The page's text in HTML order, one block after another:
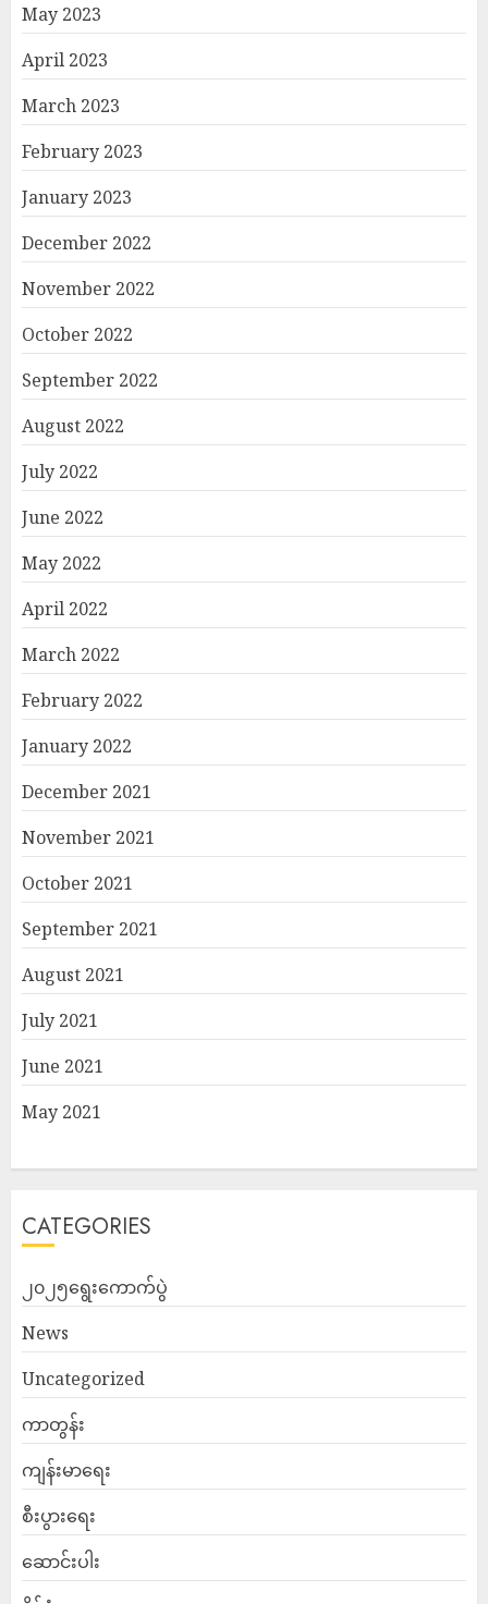
May 2023
April 2023
March 2023
February 2023
January 2023
December 2022
November 2022
October 2022
September 2022
August 2022
July 2022
June 2022
May 2022
April 2022
March 2022
February 2022
January 2022
December 2021
November 2021
October 2021
September 2021
August 2021
July 2021
June 2021
May 2021
CATEGORIES
၂၀၂၅ရွေးကောက်ပွဲ
News
Uncategorized
ကာတွန်း
ကျန်းမာရေး
စီးပွားရေး
ဆောင်းပါး